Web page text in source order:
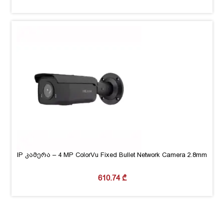
IP კამერა – 4 MP ColorVu Fixed Bullet Network Camera 2.8mm
610.74₾